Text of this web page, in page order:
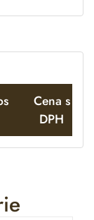
Cena s
DPH